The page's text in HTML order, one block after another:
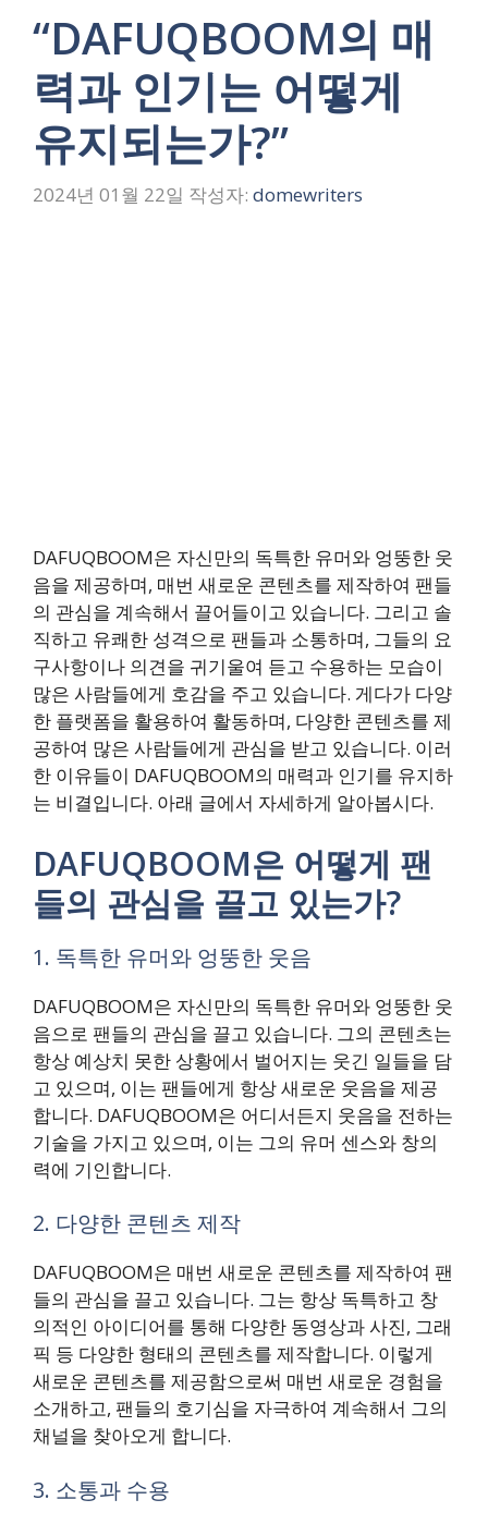
“DAFUQBOOM의 매
력과 인기는 어떻게
유지되는가?”
2024년 01월 22일 작성자: domewriters
DAFUQBOOM은 자신만의 독특한 유머와 엉뚱한 웃
음을 제공하며, 매번 새로운 콘텐츠를 제작하여 팬들
의 관심을 계속해서 끌어들이고 있습니다. 그리고 솔
직하고 유쾌한 성격으로 팬들과 소통하며, 그들의 요
구사항이나 의견을 귀기울여 듣고 수용하는 모습이
많은 사람들에게 호감을 주고 있습니다. 게다가 다양
한 플랫폼을 활용하여 활동하며, 다양한 콘텐츠를 제
공하여 많은 사람들에게 관심을 받고 있습니다. 이러
한 이유들이 DAFUQBOOM의 매력과 인기를 유지하
는 비결입니다. 아래 글에서 자세하게 알아봅시다.
DAFUQBOOM은 어떻게 팬
들의 관심을 끌고 있는가?
1. 독특한 유머와 엉뚱한 웃음
DAFUQBOOM은 자신만의 독특한 유머와 엉뚱한 웃
음으로 팬들의 관심을 끌고 있습니다. 그의 콘텐츠는
항상 예상치 못한 상황에서 벌어지는 웃긴 일들을 담
고 있으며, 이는 팬들에게 항상 새로운 웃음을 제공
합니다. DAFUQBOOM은 어디서든지 웃음을 전하는
기술을 가지고 있으며, 이는 그의 유머 센스와 창의
력에 기인합니다.
2. 다양한 콘텐츠 제작
DAFUQBOOM은 매번 새로운 콘텐츠를 제작하여 팬
들의 관심을 끌고 있습니다. 그는 항상 독특하고 창
의적인 아이디어를 통해 다양한 동영상과 사진, 그래
픽 등 다양한 형태의 콘텐츠를 제작합니다. 이렇게
새로운 콘텐츠를 제공함으로써 매번 새로운 경험을
소개하고, 팬들의 호기심을 자극하여 계속해서 그의
채널을 찾아오게 합니다.
3. 소통과 수용